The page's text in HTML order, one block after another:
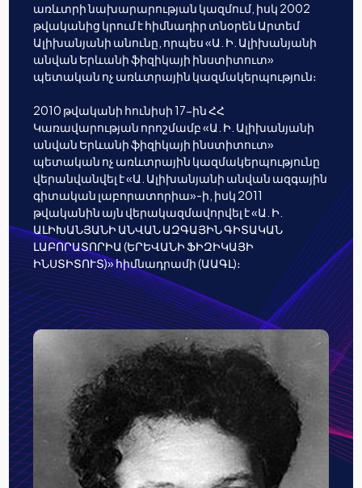
առևտրի նախարարության կազմում, իսկ 2002
թվականից կրում է հիմնադիր տնօրեն Արտեմ
Ալիխանյանի անունը, որպես «Ա. Ի. Ալիխանյանի
անվան Երևանի ֆիզիկայի ինստիտուտ»
պետական ոչ առևտրային կազմակերպություն։
2010 թվականի հունիսի 17-ին ՀՀ
Կառավարության որոշմամբ «Ա. Ի. Ալիխանյանի
անվան Երևանի ֆիզիկայի ինստիտուտ»
պետական ոչ առևտրային կազմակերպությունը
վերանվանվել է «Ա. Ալիխանյանի անվան ազգային
գիտական լաբորատորիա»-ի, իսկ 2011
թվականին այն վերակազմավորվել է «Ա. Ի.
ԱԼԻԽԱՆՅԱՆԻ ԱՆՎԱՆ ԱԶԳԱՅԻՆ ԳԻՏԱԿԱՆ
ԼԱԲՈՐԱՏՈՐԻԱ (ԵՐԵՎԱՆԻ ՖԻԶԻԿԱՅԻ
ԻՆՍՏԻՏՈՒՏ)» հիմնադրամի (ԱԱԳԼ)։